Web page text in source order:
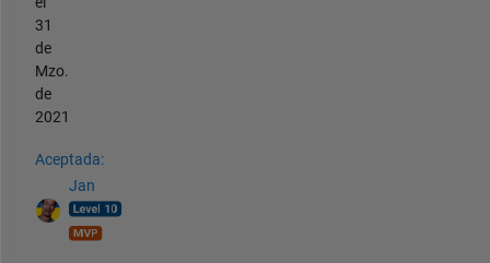
31
de
Mzo.
de
2021
Aceptada:
Jan